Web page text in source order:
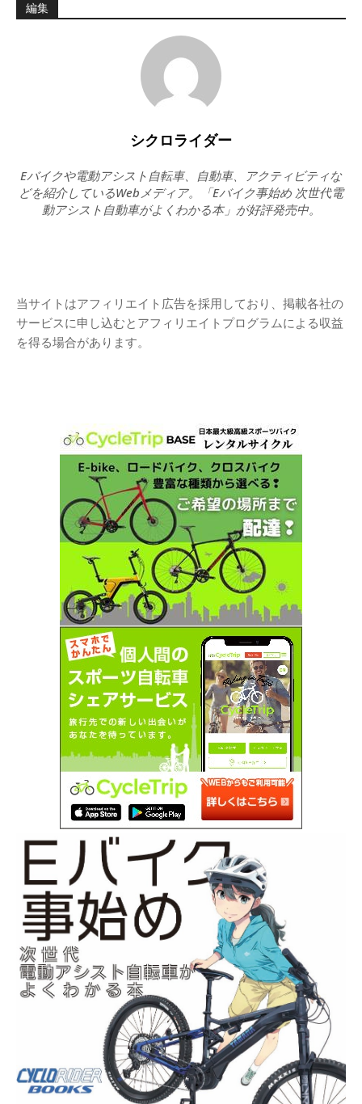
編集
シクロライダー
Eバイクや電動アシスト自転車、自動車、アクティビティな
どを紹介しているWebメディア。「Eバイク事始め 次世代電
動アシスト自動車がよくわかる本」が好評発売中。
当サイトはアフィリエイト広告を採用しており、掲載各社の
サービスに申し込むとアフィリエイトプログラムによる収益
を得る場合があります。